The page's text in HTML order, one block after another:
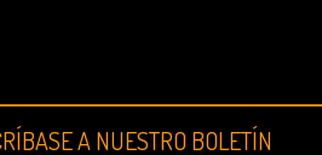
A NUESTRO BOLETÍN